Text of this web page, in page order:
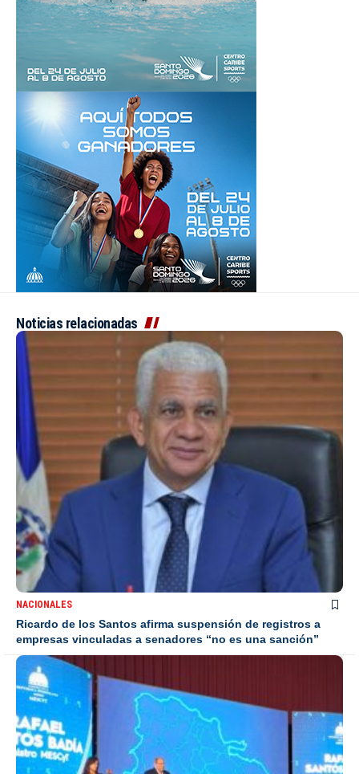
Noticias relacionadas
NACIONALES
Ricardo de los Santos afirma suspensión de registros a
empresas vinculadas a senadores “no es una sanción”